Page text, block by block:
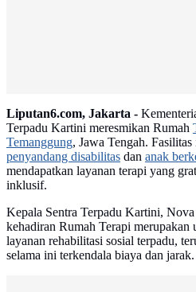
Liputan6.com, Jakarta -
Terpadu Kartini meresmikan Rumah
Temanggung, Jawa Tengah.
penyandang disabilitas dan anak
mendapatkan layanan terapi yang
inklusif.
Kepala Sentra Terpadu Kartini,
kehadiran Rumah Terapi merupakan
layanan rehabilitasi sosial terpadu,
selama ini terkendala biaya dan jarak.